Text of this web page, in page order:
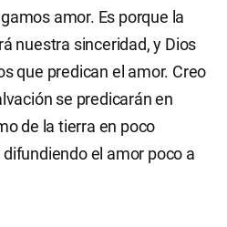
amor. Es porque la
nuestra sinceridad, y Dios
que predican el amor. Creo
se predicarán en
de la tierra en poco
el amor poco a